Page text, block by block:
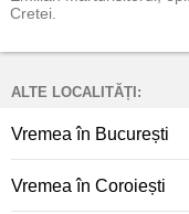
Cretei.
ALTE LOCALITĂȚI:
Vremea în București
Vremea în Coroiești